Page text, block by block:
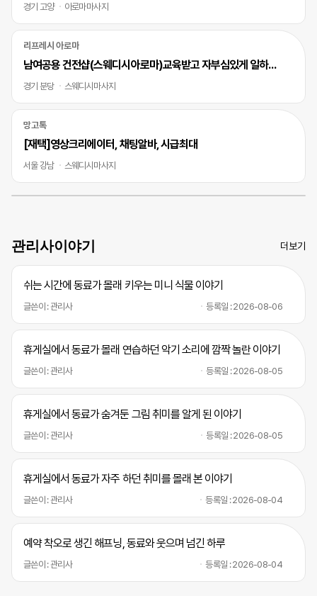
경기 고양 아로마마사지
리프레시 아로마
남여공용 건전샵(스웨디시아로마)교육받고 자부심있게 일하실 바디테라피사 모십니다
경기 분당 스웨디시마사지
망고톡
[재택]영상크리에이터, 채팅알바, 시급최대
서울 강남 스웨디시마사지
관리사이야기 더보기
쉬는 시간에 동료가 몰래 키우는 미니 식물 이야기
글쓴이 : 관리사 등록일 : 2026-08-06
휴게실에서 동료가 몰래 연습하던 악기 소리에 깜짝 놀란 이야기
글쓴이 : 관리사 등록일 : 2026-08-05
휴게실에서 동료가 숨겨둔 그림 취미를 알게 된 이야기
글쓴이 : 관리사 등록일 : 2026-08-05
휴게실에서 동료가 자주 하던 취미를 몰래 본 이야기
글쓴이 : 관리사 등록일 : 2026-08-04
예약 착오로 생긴 해프닝, 동료와 웃으며 넘긴 하루
글쓴이 : 관리사 등록일 : 2026-08-04